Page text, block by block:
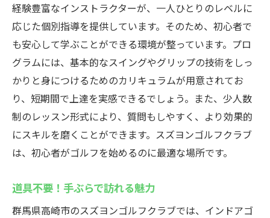
経験豊富なインストラクターが、一人ひとりのレベルに
応じた個別指導を提供しています。そのため、初心者で
も安心して学ぶことができる環境が整っています。プロ
グラムには、基本的なスイングやグリップの技術をしっ
かりと身につけるためのカリキュラムが用意されてお
り、短期間で上達を実感できるでしょう。また、少人数
制のレッスン形式により、質問もしやすく、より効果的
にスキルを磨くことができます。スズヨンゴルフクラブ
は、初心者がゴルフを始めるのに最適な場所です。
道具不要！手ぶらで訪れる魅力
群馬県高崎市のスズヨンゴルフクラブでは、インドアゴ